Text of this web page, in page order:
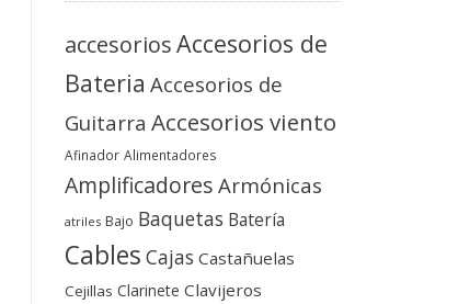
accesoriosAccesorios de
Bateria Accesorios de
Guitarra Accesorios viento
Afinador Alimentadores
Amplificadores Armónicas
atriles Bajo Baquetas Batería
Cables Cajas Castañuelas
Cejillas Clarinete Clavijeros